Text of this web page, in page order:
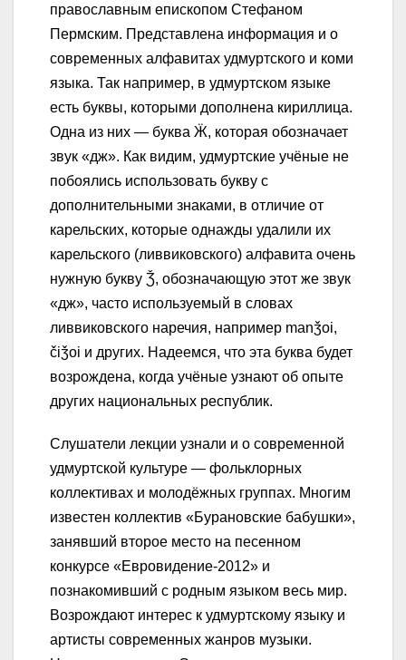
православным епископом Стефаном
Пермским. Представлена информация и о
современных алфавитах удмуртского и коми
языка. Так например, в удмуртском языке
есть буквы, которыми дополнена кириллица.
Одна из них — буква Ӝ, которая обозначает
звук «дж». Как видим, удмуртские учёные не
побоялись использовать букву с
дополнительными знаками, в отличие от
карельских, которые однажды удалили их
карельского (ливвиковского) алфавита очень
нужную букву Ǯ, обозначающую этот же звук
«дж», часто используемый в словах
ливвиковского наречия, например manǯoi,
čiǯoi и других. Надеемся, что эта буква будет
возрождена, когда учёные узнают об опыте
других национальных республик.
Слушатели лекции узнали и о современной
удмуртской культуре — фольклорных
коллективах и молодёжных группах. Многим
известен коллектив «Бурановские бабушки»,
занявший второе место на песенном
конкурсе «Евровидение-2012» и
познакомивший с родным языком весь мир.
Возрождают интерес к удмуртскому языку и
артисты современных жанров музыки.